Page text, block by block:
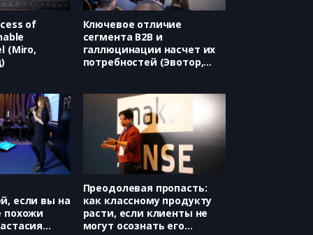
of
(Miro,
Ключевое отличие
сегмента B2B и
галлюцинации насчет их
потребностей (Эвотор,
если вы на
похожи
Преодолевая пропасть:
как классному продукту
расти, если клиенты не
могут осознать его